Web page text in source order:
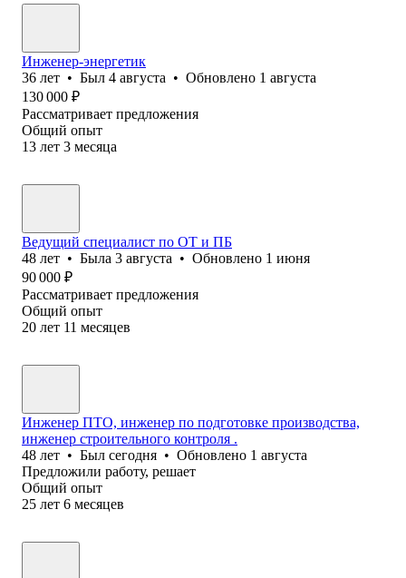
Инженер-энергетик
36 лет • Был 4 августа • Обновлено 1 августа
130 000 ₽
Рассматривает предложения
Общий опыт
13 лет 3 месяца
Ведущий специалист по ОТ и ПБ
48 лет • Была 3 августа • Обновлено 1 июня
90 000 ₽
Рассматривает предложения
Общий опыт
20 лет 11 месяцев
Инженер ПТО, инженер по подготовке производства,
инженер строительного контроля .
48 лет • Был сегодня • Обновлено 1 августа
Предложили работу, решает
Общий опыт
25 лет 6 месяцев